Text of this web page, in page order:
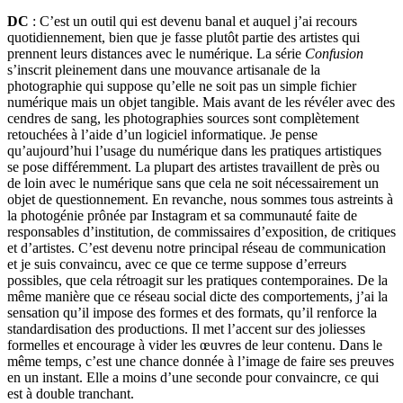
DC : C’est un outil qui est devenu banal et auquel j’ai recours
quotidiennement, bien que je fasse plutôt partie des artistes qui
prennent leurs distances avec le numérique. La série Confusion
s’inscrit pleinement dans une mouvance artisanale de la
photographie qui suppose qu’elle ne soit pas un simple fichier
numérique mais un objet tangible. Mais avant de les révéler avec des
cendres de sang, les photographies sources sont complètement
retouchées à l’aide d’un logiciel informatique. Je pense
qu’aujourd’hui l’usage du numérique dans les pratiques artistiques
se pose différemment. La plupart des artistes travaillent de près ou
de loin avec le numérique sans que cela ne soit nécessairement un
objet de questionnement. En revanche, nous sommes tous astreints à
la photogénie prônée par Instagram et sa communauté faite de
responsables d’institution, de commissaires d’exposition, de critiques
et d’artistes. C’est devenu notre principal réseau de communication
et je suis convaincu, avec ce que ce terme suppose d’erreurs
possibles, que cela rétroagit sur les pratiques contemporaines. De la
même manière que ce réseau social dicte des comportements, j’ai la
sensation qu’il impose des formes et des formats, qu’il renforce la
standardisation des productions. Il met l’accent sur des joliesses
formelles et encourage à vider les œuvres de leur contenu. Dans le
même temps, c’est une chance donnée à l’image de faire ses preuves
en un instant. Elle a moins d’une seconde pour convaincre, ce qui
est à double tranchant.